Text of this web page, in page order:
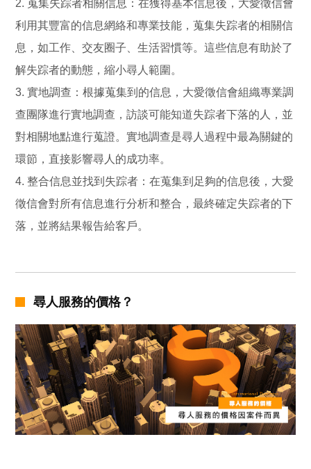
2. 蒐集失踪者相關信息：在獲得基本信息後，大愛徵信會
利用其豐富的信息網絡和專業技能，蒐集失踪者的相關信
息，如工作、交友圈子、生活習慣等。這些信息有助於了
解失踪者的動態，縮小尋人範圍。
3. 實地調查：根據蒐集到的信息，大愛徵信會組織專業調
查團隊進行實地調查，訪談可能知道失踪者下落的人，並
對相關地點進行蒐證。實地調查是尋人過程中最為關鍵的
環節，直接影響尋人的成功率。
4. 整合信息並找到失踪者：在蒐集到足夠的信息後，大愛
徵信會對所有信息進行分析和整合，最終確定失踪者的下
落，並將結果報告給客戶。
尋人服務的價格？